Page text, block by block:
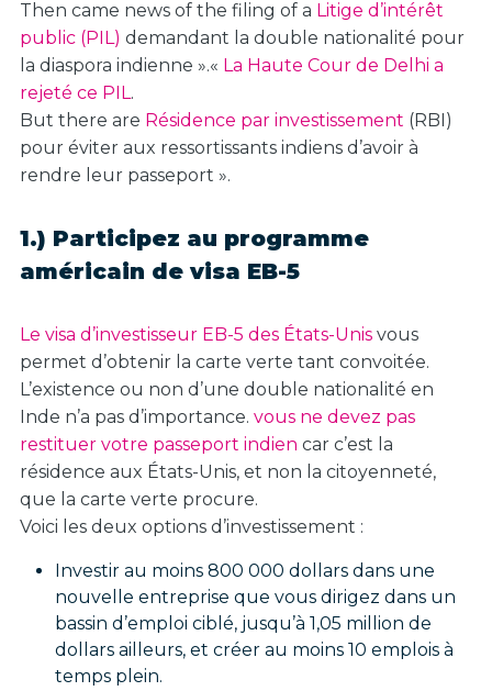
Then came news of the filing of a Litige d’intérêt
public (PIL) demandant la double nationalité pour
la diaspora indienne ».« La Haute Cour de Delhi a
rejeté ce PIL.
But there are Résidence par investissement (RBI)
pour éviter aux ressortissants indiens d’avoir à
rendre leur passeport ».
1.) Participez au programme
américain de visa EB-5
Le visa d’investisseur EB-5 des États-Unis vous
permet d’obtenir la carte verte tant convoitée.
L’existence ou non d’une double nationalité en
Inde n’a pas d’importance. vous ne devez pas
restituer votre passeport indien car c’est la
résidence aux États-Unis, et non la citoyenneté,
que la carte verte procure.
Voici les deux options d’investissement :
Investir au moins 800 000 dollars dans une
nouvelle entreprise que vous dirigez dans un
bassin d’emploi ciblé, jusqu’à 1,05 million de
dollars ailleurs, et créer au moins 10 emplois à
temps plein.